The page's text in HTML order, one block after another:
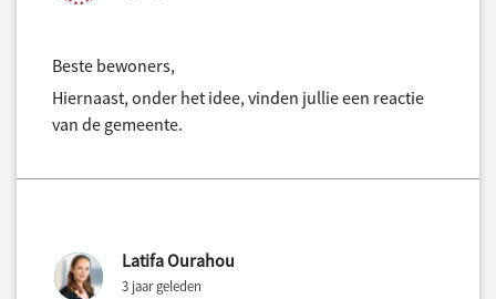
Beste bewoners,
Hiernaast, onder het idee, vinden jullie een reactie
van de gemeente.
Latifa Ourahou
3 jaar geleden